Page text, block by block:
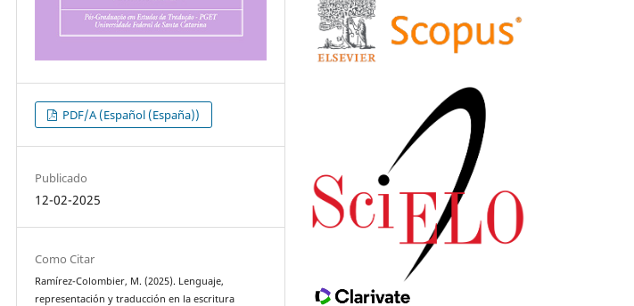
PDF/A (Español (España))
Publicado
12-02-2025
Como Citar
Ramírez-Colombier, M. (2025). Lenguaje,
representación y traducción en la escritura